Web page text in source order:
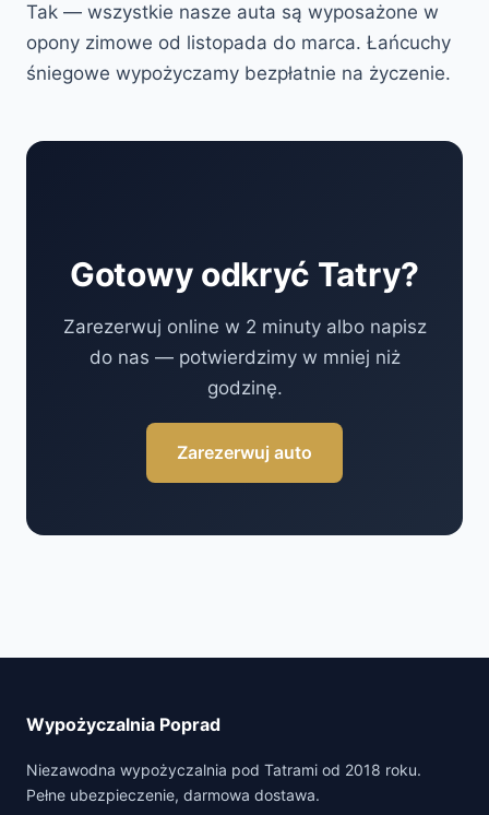
Tak — wszystkie nasze auta są wyposażone w
opony zimowe od listopada do marca. Łańcuchy
śniegowe wypożyczamy bezpłatnie na życzenie.
Gotowy odkryć Tatry?
Zarezerwuj online w 2 minuty albo napisz
do nas — potwierdzimy w mniej niż
godzinę.
Zarezerwuj auto
Wypożyczalnia Poprad
Niezawodna wypożyczalnia pod Tatrami od 2018 roku.
Pełne ubezpieczenie, darmowa dostawa.